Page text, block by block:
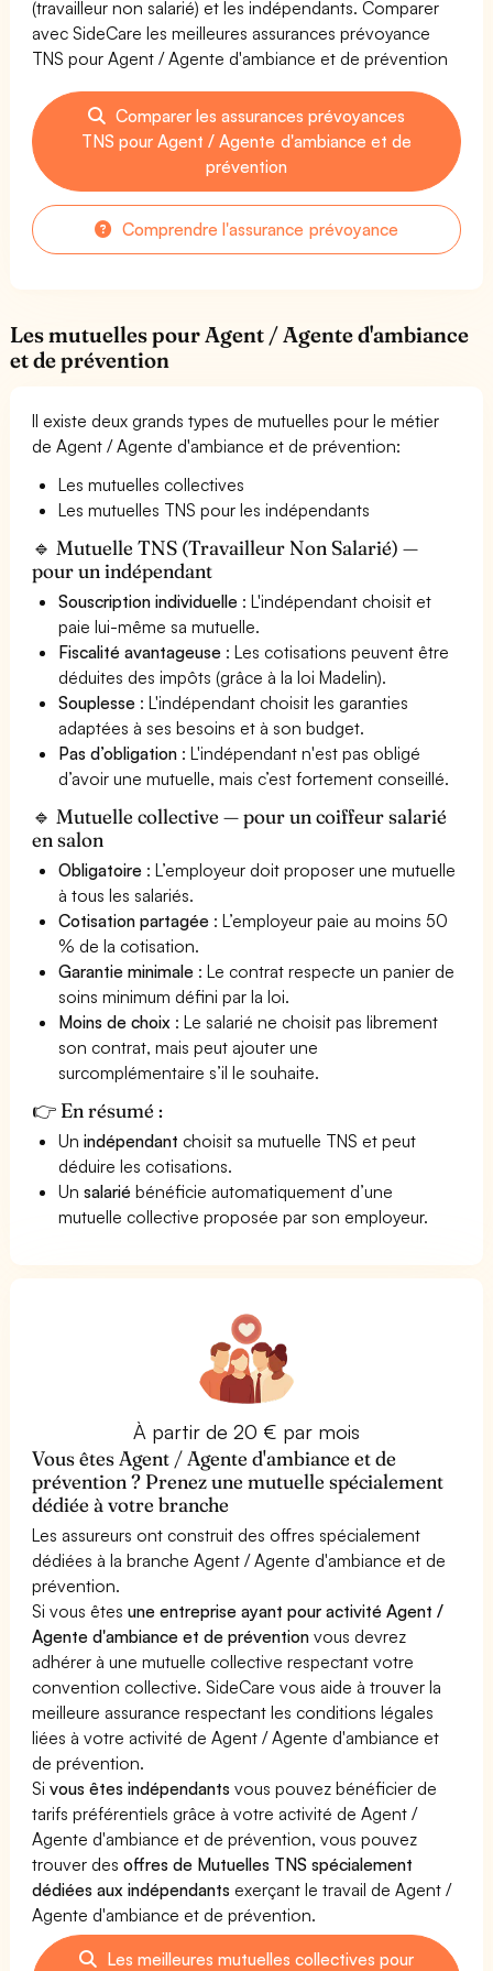
(travailleur non salarié) et les indépendants. Comparer
avec SideCare les meilleures assurances prévoyance
TNS pour Agent / Agente d'ambiance et de prévention
Comparer les assurances prévoyances
TNS pour Agent / Agente d'ambiance et de
prévention
Comprendre l'assurance prévoyance
Les mutuelles pour Agent / Agente d'ambiance
et de prévention
Il existe deux grands types de mutuelles pour le métier
de Agent / Agente d'ambiance et de prévention:
Les mutuelles collectives
Les mutuelles TNS pour les indépendants
🔹 Mutuelle TNS (Travailleur Non Salarié) —
pour un indépendant
Souscription individuelle : L'indépendant choisit et
paie lui-même sa mutuelle.
Fiscalité avantageuse : Les cotisations peuvent être
déduites des impôts (grâce à la loi Madelin).
Souplesse : L'indépendant choisit les garanties
adaptées à ses besoins et à son budget.
Pas d’obligation : L'indépendant n'est pas obligé
d’avoir une mutuelle, mais c’est fortement conseillé.
🔹 Mutuelle collective — pour un coiffeur salarié
en salon
Obligatoire : L’employeur doit proposer une mutuelle
à tous les salariés.
Cotisation partagée : L’employeur paie au moins 50
% de la cotisation.
Garantie minimale : Le contrat respecte un panier de
soins minimum défini par la loi.
Moins de choix : Le salarié ne choisit pas librement
son contrat, mais peut ajouter une
surcomplémentaire s’il le souhaite.
👉 En résumé :
Unindépendant choisit sa mutuelle TNS et peut
déduire les cotisations.
Unsalarié bénéficie automatiquement d’une
mutuelle collective proposée par son employeur.
À partir de 20 € par mois
Vous êtes Agent / Agente d'ambiance et de
prévention ? Prenez une mutuelle spécialement
dédiée à votre branche
Les assureurs ont construit des offres spécialement
dédiées à la branche Agent / Agente d'ambiance et de
prévention.
Si vous êtesune entreprise ayant pour activité Agent /
Agente d'ambiance et de prévention vous devrez
adhérer à une mutuelle collective respectant votre
convention collective. SideCare vous aide à trouver la
meilleure assurance respectant les conditions légales
liées à votre activité de Agent / Agente d'ambiance et
de prévention.
Sivous êtes indépendants vous pouvez bénéficier de
tarifs préférentiels grâce à votre activité de Agent /
Agente d'ambiance et de prévention, vous pouvez
trouver desoffres de Mutuelles TNS spécialement
dédiées aux indépendants exerçant le travail de Agent /
Agente d'ambiance et de prévention.
Les meilleures mutuelles collectives pour